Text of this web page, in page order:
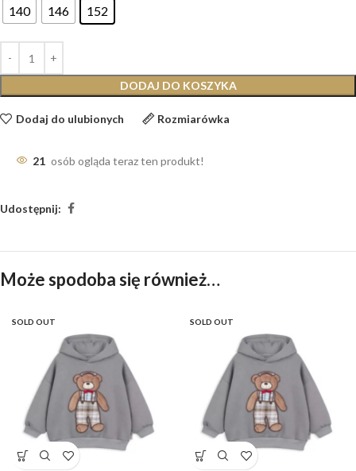
140
146 152
DODAJ DO KOSZYKA
Dodaj do ulubionych Rozmiarówka
21 osób ogląda teraz ten produkt!
Udostępnij:
Może spodoba się również…
SOLD OUT SOLD OUT